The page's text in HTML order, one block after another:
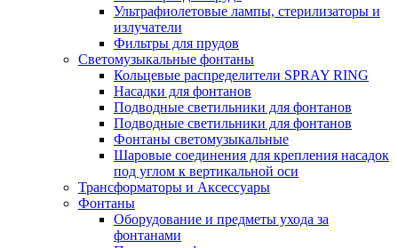
Ультрафиолетовые лампы, стерилизаторы и
излучатели
Фильтры для прудов
Светомузыкальные фонтаны
Кольцевые распределители SPRAY RING
Насадки для фонтанов
Подводные светильники для фонтанов
Подводные светильники для фонтанов
Фонтаны светомузыкальные
Шаровые соединения для крепления насадок
под углом к вертикальной оси
Трансформаторы и Аксессуары
Фонтаны
Оборудование и предметы ухода за
фонтанами